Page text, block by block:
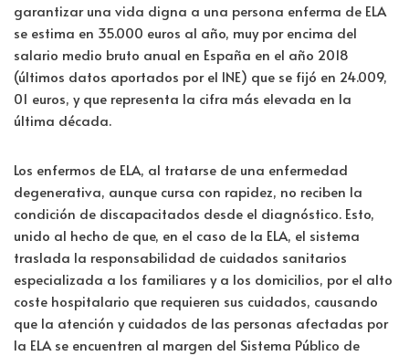
garantizar una vida digna a una persona enferma de ELA
se estima en 35.000 euros al año, muy por encima del
salario medio bruto anual en España en el año 2018
(últimos datos aportados por el INE) que se fijó en 24.009,
01 euros, y que representa la cifra más elevada en la
última década.
Los enfermos de ELA, al tratarse de una enfermedad
degenerativa, aunque cursa con rapidez, no reciben la
condición de discapacitados desde el diagnóstico. Esto,
unido al hecho de que, en el caso de la ELA, el sistema
traslada la responsabilidad de cuidados sanitarios
especializada a los familiares y a los domicilios, por el alto
coste hospitalario que requieren sus cuidados, causando
que la atención y cuidados de las personas afectadas por
la ELA se encuentren al margen del Sistema Público de